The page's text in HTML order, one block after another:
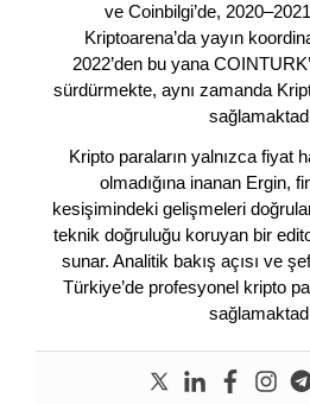
ve Coinbilgi’de,
Kriptoarena’da yayın
2022’den bu yana
sürdürmekte, aynı zamanda
Kripto paraların yalnızca fiyat
olmadığına inanan Ergin,
kesişimindeki gelişmeleri
teknik doğruluğu koruyan bir
sunar. Analitik bakış açısı ve
Türkiye’de profesyonel kripto